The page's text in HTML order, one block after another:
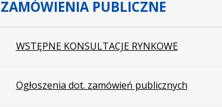
ZAMÓWIENIA PUBLICZNE
WSTĘPNE KONSULTACJE RYNKOWE
Ogłoszenia dot. zamówień publicznych